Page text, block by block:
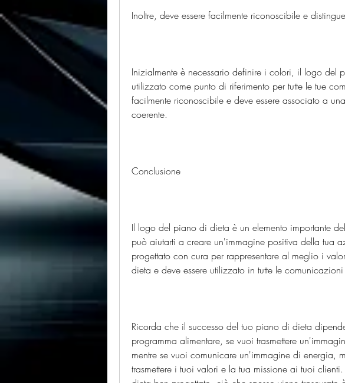
Inoltre, deve essere facilmente riconoscibile e
Inizialmente è necessario definire i colori, il logo del
utilizzato come punto di riferimento per tutte le tue
facilmente riconoscibile e deve essere associato a
coerente.
Conclusione
Il logo del piano di dieta è un elemento importante
può aiutarti a creare un'immagine positiva della tua
progettato con cura per rappresentare al meglio i
dieta e deve essere utilizzato in tutte le
Ricorda che il successo del tuo piano di dieta
programma alimentare, se vuoi trasmettere
mentre se vuoi comunicare un'immagine di energia,
trasmettere i tuoi valori e la tua missione ai tuoi